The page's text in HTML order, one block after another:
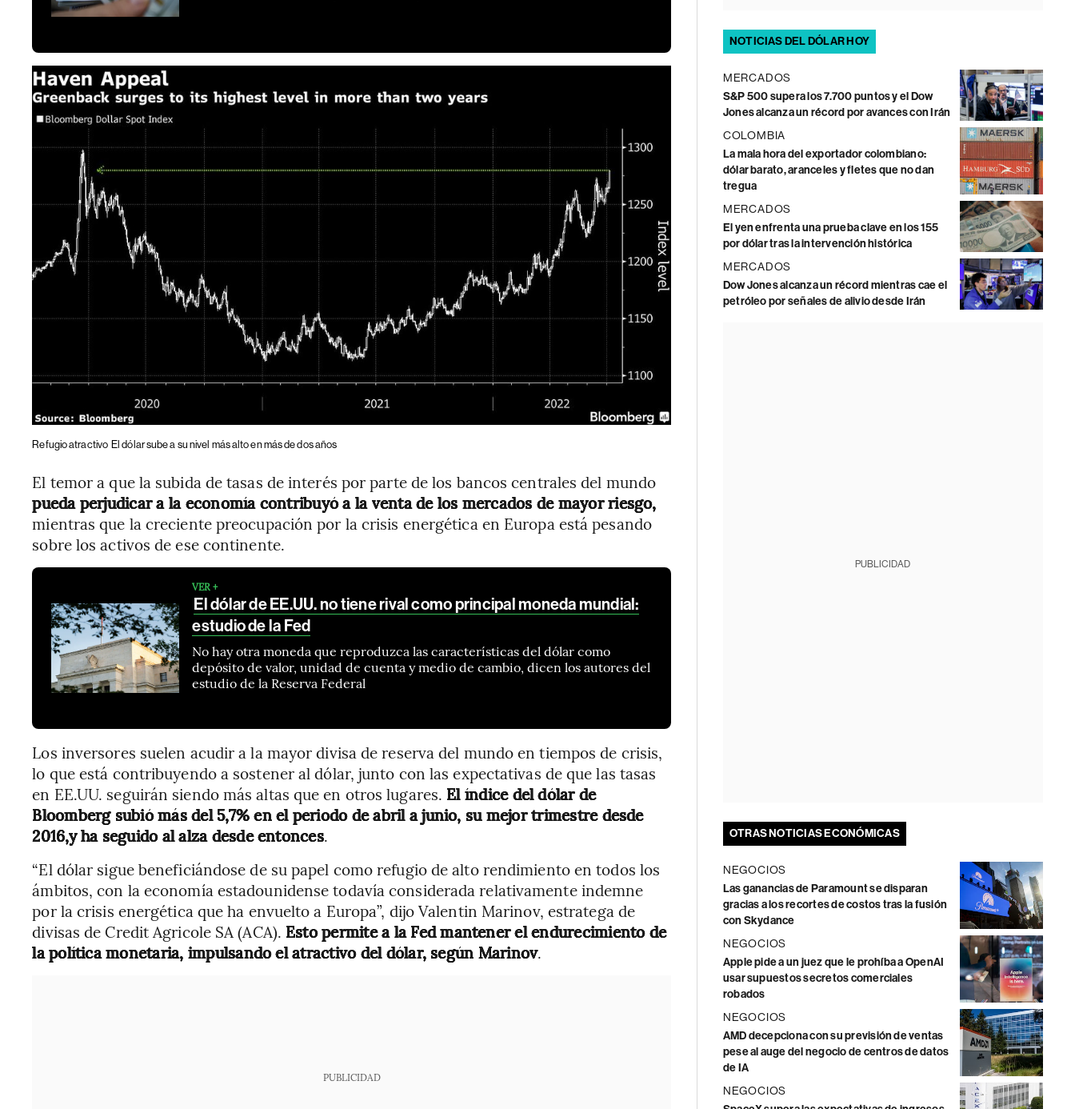
Refugio atractivo El dólar sube a su nivel más alto en más de dos años
El temor a que la subida de tasas de interés por parte de los bancos centrales del mundo
pueda perjudicar a la economía contribuyó a la venta de los mercados de mayor riesgo,
mientras que la creciente preocupación por la crisis energética en Europa está pesando
sobre los activos de ese continente.
VER +
El dólar de EE.UU. no tiene rival como principal moneda mundial:
estudio de la Fed
No hay otra moneda que reproduzca las características del dólar como
depósito de valor, unidad de cuenta y medio de cambio, dicen los autores del
estudio de la Reserva Federal
Los inversores suelen acudir a la mayor divisa de reserva del mundo en tiempos de crisis,
lo que está contribuyendo a sostener al dólar, junto con las expectativas de que las tasas
en EE.UU. seguirán siendo más altas que en otros lugares. El índice del dólar de
Bloomberg subió más del 5,7% en el periodo de abril a junio, su mejor trimestre desde
2016,y ha seguido al alza desde entonces.
“El dólar sigue beneficiándose de su papel como refugio de alto rendimiento en todos los
ámbitos, con la economía estadounidense todavía considerada relativamente indemne
por la crisis energética que ha envuelto a Europa”, dijo Valentin Marinov, estratega de
divisas de Credit Agricole SA (ACA). Esto permite a la Fed mantener el endurecimiento de
la política monetaria, impulsando el atractivo del dólar, según Marinov.
PUBLICIDAD
NOTICIAS DEL DÓLAR HOY
MERCADOS
S&P 500 supera los 7.700 puntos y el Dow
Jones alcanza un récord por avances con Irán
COLOMBIA
La mala hora del exportador colombiano:
dólar barato, aranceles y fletes que no dan
tregua
MERCADOS
El yen enfrenta una prueba clave en los 155
por dólar tras la intervención histórica
MERCADOS
Dow Jones alcanza un récord mientras cae el
petróleo por señales de alivio desde Irán
PUBLICIDAD
OTRAS NOTICIAS ECONÓMICAS
NEGOCIOS
Las ganancias de Paramount se disparan
gracias a los recortes de costos tras la fusión
con Skydance
NEGOCIOS
Apple pide a un juez que le prohíba a OpenAI
usar supuestos secretos comerciales
robados
NEGOCIOS
AMD decepciona con su previsión de ventas
pese al auge del negocio de centros de datos
de IA
NEGOCIOS